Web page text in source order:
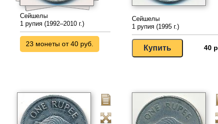
Сейшелы
1 рупия (1992–2010 г.)
23 монеты от 40 руб.
Сейшелы
1 рупия (1995 г.)
40